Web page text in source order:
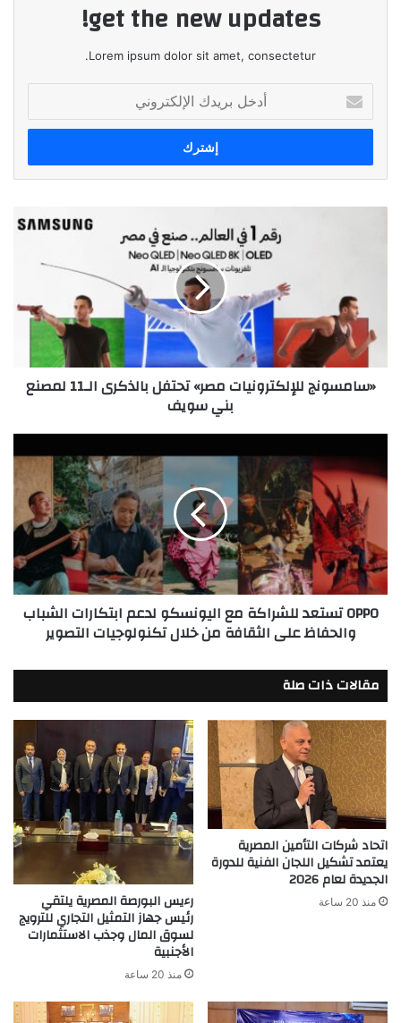
get the new updates!
Lorem ipsum dolor sit amet, consectetur.
بريدك
الإلكتروني
لمصنع
بني
سويف
«سامسونج للإلكترونيات مصر» تحتفل بالذكرى الـ11 لمصنع
بني سويف
تستعد
للشراكة
اليونسكو
لدعم
ابتكارات
الشباب
والحفاظ
على
خلال
تكنولوجيات
التصوير
OPPO تستعد للشراكة مع اليونسكو لدعم ابتكارات الشباب
والحفاظ على الثقافة من خلال تكنولوجيات التصوير
مقالات ذات صلة
اتحاد شركات التأمين المصرية
يعتمد تشكيل اللجان الفنية للدورة
الجديدة لعام 2026
منذ 20 ساعة رءيس البورصة المصرية يلتقي
رئيس جهاز التمثيل التجاري للترويج
لسوق المال وجذب الاستثمارات
الأجنبية
منذ 20 ساعة